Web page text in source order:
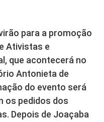
para a promoção
Ativistas e
que acontecerá no
Antonieta de
do evento será
os pedidos dos
Depois de Joaçaba